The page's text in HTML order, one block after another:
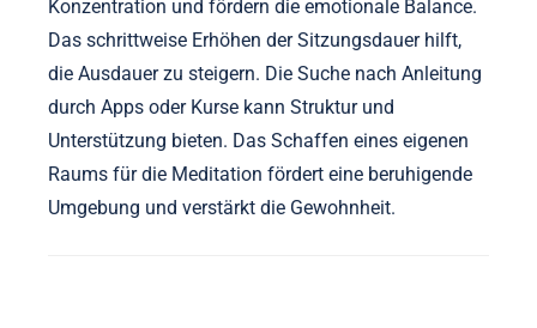
Konzentration und fördern die emotionale Balance.
Das schrittweise Erhöhen der Sitzungsdauer hilft,
die Ausdauer zu steigern. Die Suche nach Anleitung
durch Apps oder Kurse kann Struktur und
Unterstützung bieten. Das Schaffen eines eigenen
Raums für die Meditation fördert eine beruhigende
Umgebung und verstärkt die Gewohnheit.